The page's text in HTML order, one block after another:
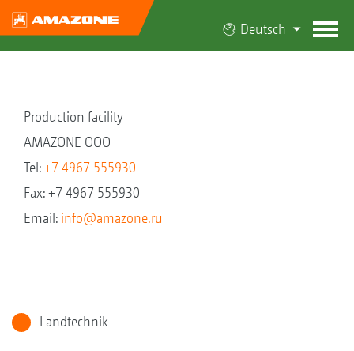
Deutsch
Production facility
AMAZONE OOO
Tel:+7 4967 555930
Fax: +7 4967 555930
Email: info@amazone.ru
Landtechnik